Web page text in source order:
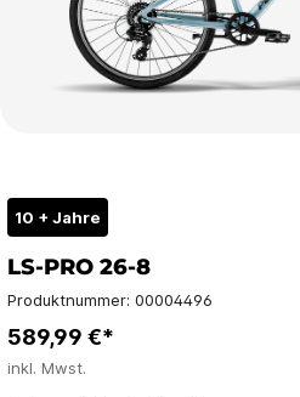
10 + Jahre
LS-PRO 26-8
Produktnummer: 00004496
589,99 €*
inkl. Mwst.